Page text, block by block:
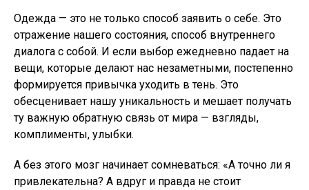
Одежда — это не только способ заявить о себе. Это
отражение нашего состояния, способ внутреннего
диалога с собой. И если выбор ежедневно падает на
вещи, которые делают нас незаметными, постепенно
формируется привычка уходить в тень. Это
обесценивает нашу уникальность и мешает получать
ту важную обратную связь от мира — взгляды,
комплименты, улыбки.
А без этого мозг начинает сомневаться: «А точно ли я
привлекательна? А вдруг и правда не стоит